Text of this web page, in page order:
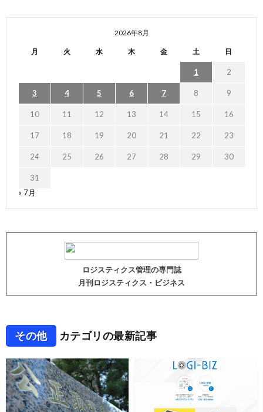
2026年8月
月 火 水 木 金 土 日
1 2
3 4 5 6 7 8 9
10 11 12 13 14 15 16
17 18 19 20 21 22 23
24 25 26 27 28 29 30
31
« 7月
ロジスティクス管理の専門誌
月刊ロジスティクス・ビジネス
その他 カテゴリの最新記事